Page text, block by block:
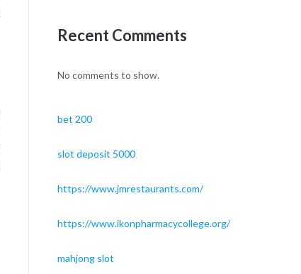
Recent Comments
No comments to show.
bet 200
slot deposit 5000
https://www.jmrestaurants.com/
https://www.ikonpharmacycollege.org/
mahjong slot